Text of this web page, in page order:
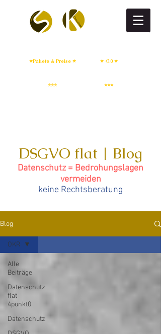
⭐Pakete & Preise ⭐ ⭐ <10 ⭐
⭐⭐⭐ ⭐⭐⭐
DSGVO flat | Blog
Datenschutz = Bedrohungslagen
vermeiden
keine Rechtsberatung
Blog
Alle
Beiträge
Datenschutz
flat
4punkt0
Datenschutz
OKR